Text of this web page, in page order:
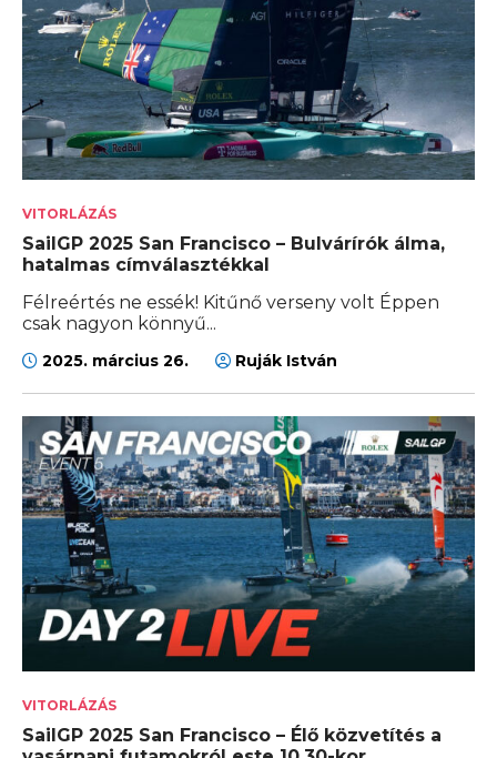
VITORLÁZÁS
SailGP 2025 San Francisco – Bulvárírók álma,
hatalmas címválasztékkal
Félreértés ne essék! Kitűnő verseny volt Éppen
csak nagyon könnyű...
2025. március 26. Ruják István
VITORLÁZÁS
SailGP 2025 San Francisco – Élő közvetítés a